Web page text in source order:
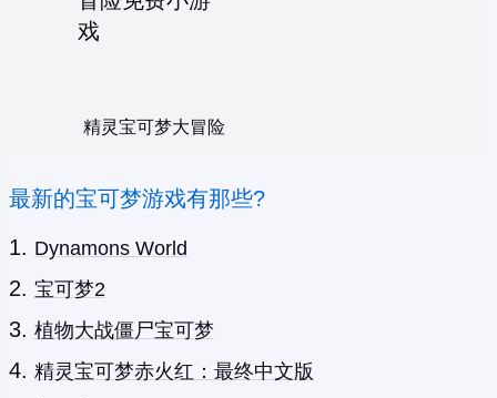
精灵宝可梦大冒险
最新的宝可梦游戏有那些?
Dynamons World
宝可梦2
植物大战僵尸宝可梦
精灵宝可梦赤火红：最终中文版